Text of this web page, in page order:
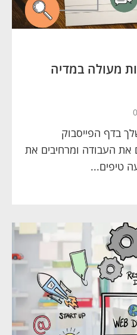
מעולה במדיה
בדף הפייסבוק
את העבודה ומרחיבים את
טיפים...